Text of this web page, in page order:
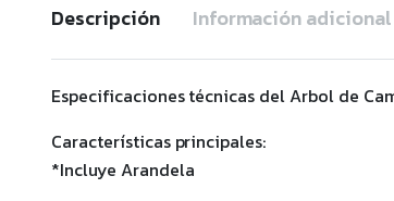
Descripción Información adicional
Especificaciones técnicas del Arbol de
Características principales:
*Incluye Arandela